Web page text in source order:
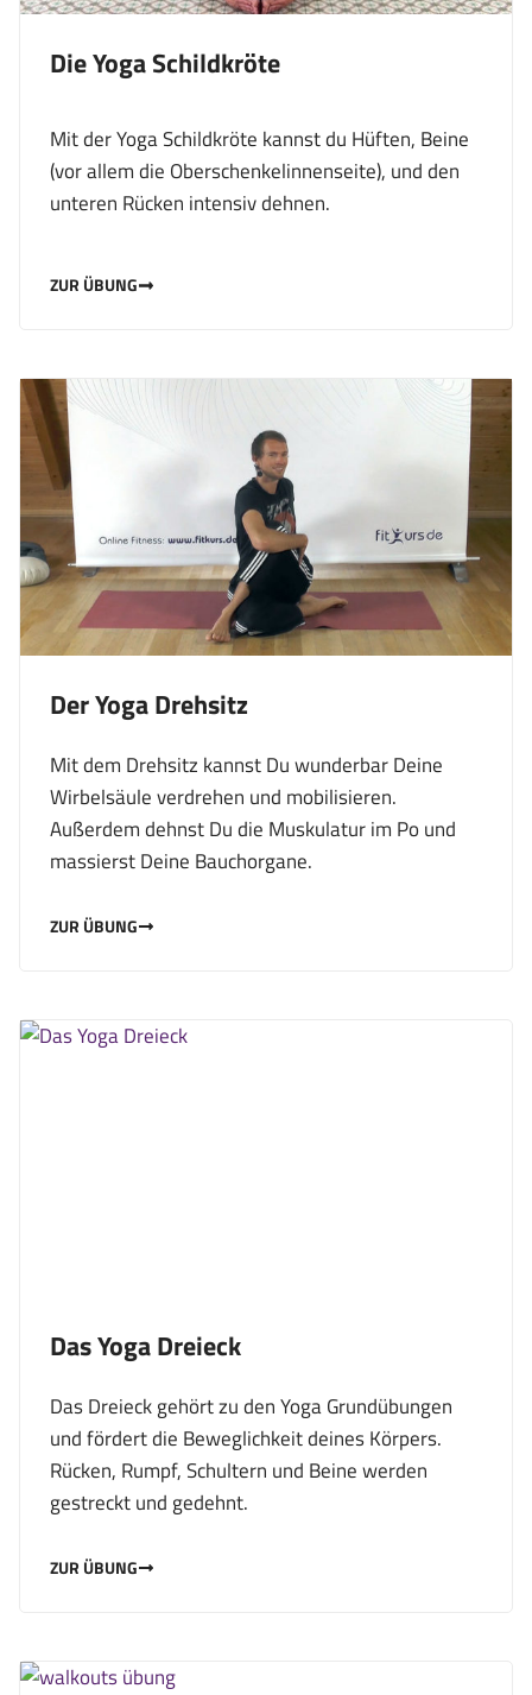
Die Yoga Schildkröte
Mit der Yoga Schildkröte kannst du Hüften, Beine
(vor allem die Oberschenkelinnenseite), und den
unteren Rücken intensiv dehnen.
ZUR ÜBUNG
Der Yoga Drehsitz
Mit dem Drehsitz kannst Du wunderbar Deine
Wirbelsäule verdrehen und mobilisieren.
Außerdem dehnst Du die Muskulatur im Po und
massierst Deine Bauchorgane.
ZUR ÜBUNG
Das Yoga Dreieck
Das Dreieck gehört zu den Yoga Grundübungen
und fördert die Beweglichkeit deines Körpers.
Rücken, Rumpf, Schultern und Beine werden
gestreckt und gedehnt.
ZUR ÜBUNG